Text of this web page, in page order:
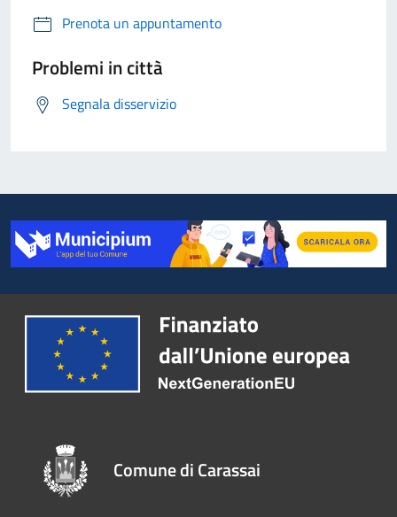
Prenota un appuntamento
Problemi in città
Segnala disservizio
Comune di Carassai